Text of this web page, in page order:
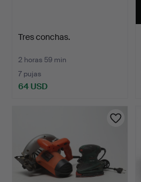
Tres conchas.
2 horas 59 min
7 pujas
64 USD